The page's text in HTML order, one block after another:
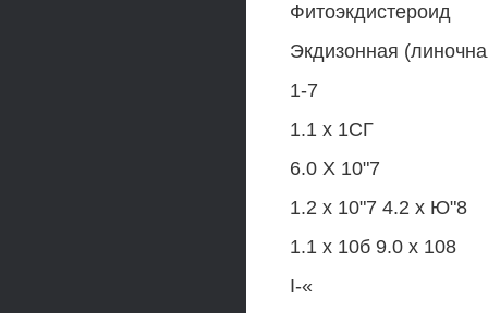
Фитоэкдистероид
Экдизонная
1-7
1.1 х 1СГ
6.0 X 10"7
1.2 х 10"7 4.2 х Ю"8
1.1 х 10б 9.0 х 108
I-«